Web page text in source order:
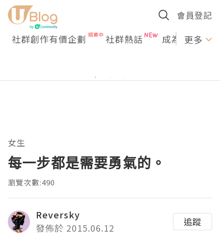
會員登記
社群創作有價企劃 社群熱話 成為U更多
女生
每一步都是需要勇氣的。
瀏覽次數:490
Reversky
發佈於 2015.06.12
追蹤